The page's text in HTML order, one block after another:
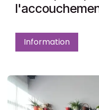
Information